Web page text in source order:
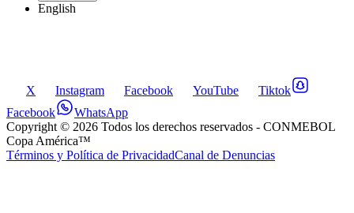
English
X Instagram Facebook YouTube
Tiktok
Facebook
WhatsApp
Copyright © 2026 Todos los derechos reservados - CONMEBOL
Copa América™
Términos y Política de PrivacidadCanal de Denuncias